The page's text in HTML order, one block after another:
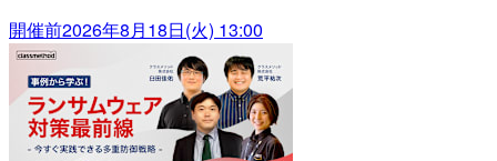
開催前2026年8月18日(火) 13:00